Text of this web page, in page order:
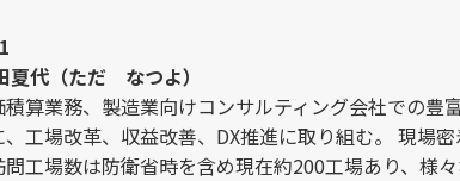
夏代（ただ なつよ）
算業務、製造業向けコンサルティング会社での豊
工場改革、収益改善、DX推進に取り組む。 現場
工場数は防衛省時を含め現在約200工場あり、様